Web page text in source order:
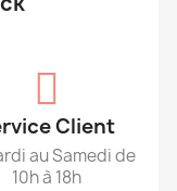
Client
au Samedi de
10h à 18h